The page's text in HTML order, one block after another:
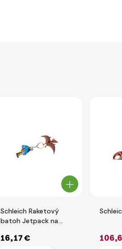
Schleich Raketový
batoh Jetpack na
16,17 € 106